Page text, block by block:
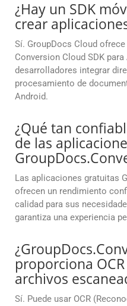
¿Hay un SDK
crear
Sí. GroupDocs Cloud
Conversion Cloud SDK
desarrolladores integrar
procesamiento de
Android.
¿Qué tan
de las
Las aplicaciones gratuitas
ofrecen un rendimiento
calidad para sus
garantiza una experiencia
proporciona
archivos
Sí. Puede usar OCR